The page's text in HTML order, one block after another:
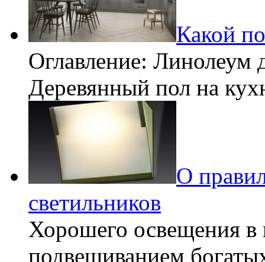
Какой
Оглавление: Линолеум
Деревянный пол на
О
светильников
Хорошего освещения в
подвешиванием